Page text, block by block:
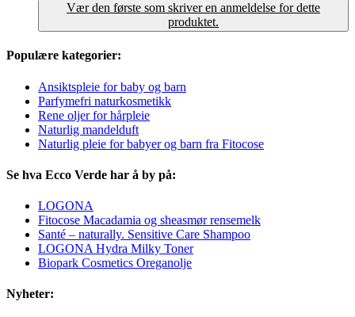
Vær den første som skriver en anmeldelse for dette
produktet.
Populære kategorier:
Ansiktspleie for baby og barn
Parfymefri naturkosmetikk
Rene oljer for hårpleie
Naturlig mandelduft
Naturlig pleie for babyer og barn fra Fitocose
Se hva Ecco Verde har å by på:
LOGONA
Fitocose Macadamia og sheasmør rensemelk
Santé – naturally. Sensitive Care Shampoo
LOGONA Hydra Milky Toner
Biopark Cosmetics Oreganolje
Nyheter: